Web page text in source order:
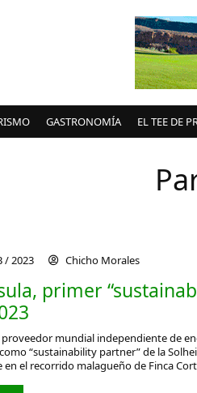
GASTRONOMÍA EL TEE DE
/ 2023 Chicho Morales
primer
proveedor mundial independiente de
“sustainability partner” de la
en el recorrido malagueño de Finca